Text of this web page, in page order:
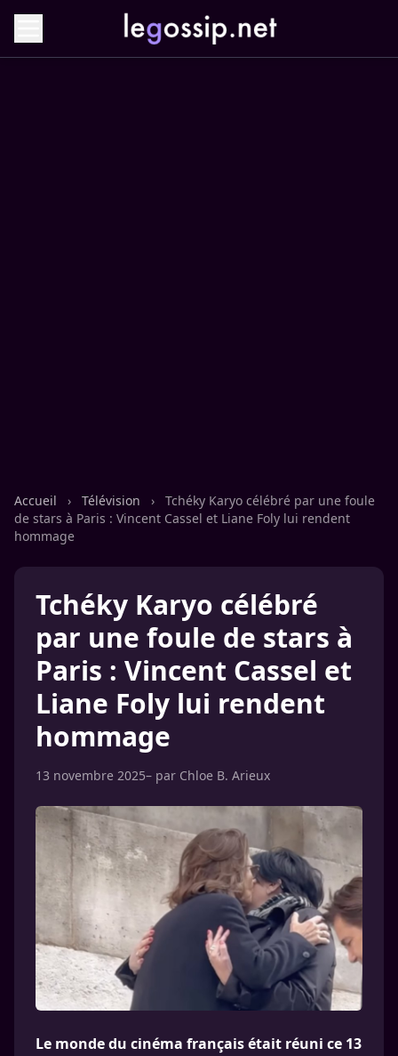
Accueil › Télévision ›
Tchéky Karyo célébré par une foule
de stars à Paris : Vincent Cassel et Liane Foly lui rendent
hommage
Tchéky Karyo célébré
par une foule de stars à
Paris : Vincent Cassel et
Liane Foly lui rendent
hommage
13 novembre 2025– par Chloe B. Arieux
Le monde du cinéma français était réuni ce 13